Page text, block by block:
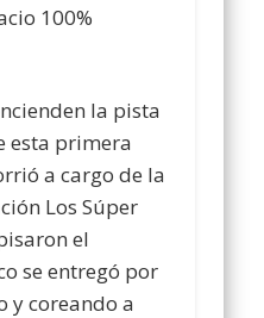
100%
la pista
esta primera
a cargo de la
Los Súper
el
se entregó por
y coreando a